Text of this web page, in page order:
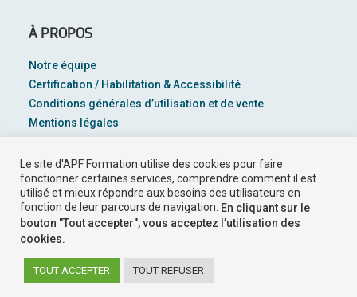
À PROPOS
Notre équipe
Certification / Habilitation & Accessibilité
Conditions générales d’utilisation et de vente
Mentions légales
Suivez-nous sur
Le site d'APF Formation utilise des cookies pour faire
fonctionner certaines services, comprendre comment il est
utilisé et mieux répondre aux besoins des utilisateurs en
fonction de leur parcours de navigation. En cliquant sur le
bouton "Tout accepter", vous acceptez l’utilisation des
cookies.
TOUT ACCEPTER TOUT REFUSER